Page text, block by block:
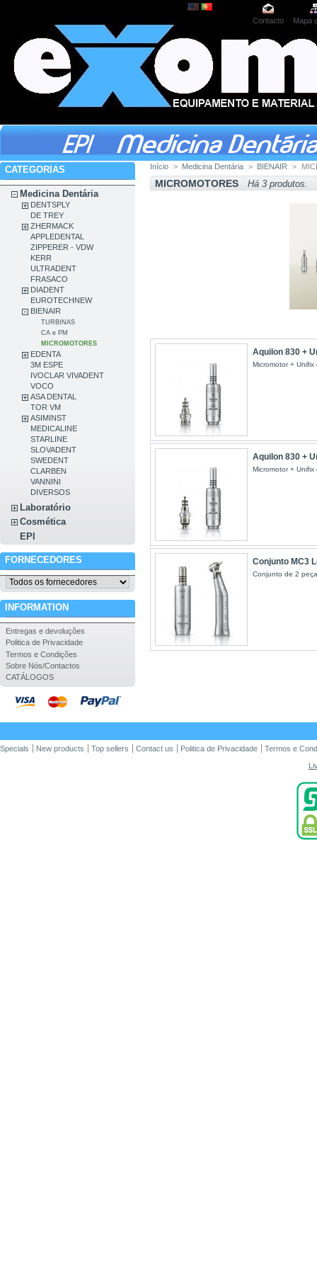
Contacto Mapa
CATEGORIAS
Medicina Dentária
DENTSPLY
DE TREY
ZHERMACK
APPLEDENTAL
ZIPPERER - VDW
KERR
ULTRADENT
FRASACO
DIADENT
EUROTECHNEW
BIENAIR
TURBINAS
CA e PM
MICROMOTORES
EDENTA
3M ESPE
IVOCLAR VIVADENT
VOCO
ASA DENTAL
TOR VM
ASIMINST
MEDICALINE
STARLINE
SLOVADENT
SWEDENT
CLARBEN
VANNINI
DIVERSOS
Laboratório
Cosmética
EPI
FORNECEDORES
INFORMATION
Entregas e devoluções
Politica de Privacidade
Termos e Condições
Sobre Nós/Contactos
CATÁLOGOS
Início > Medicina Dentária > BIENAIR >
MICROMOTORES Há 3 produtos.
Aquilon 830 +
Micromotor +
Aquilon 830 +
Micromotor +
Conjunto MC3
Conjunto de 2
Specials New products Top sellers Contact us Politica de Privacidade
Termos e